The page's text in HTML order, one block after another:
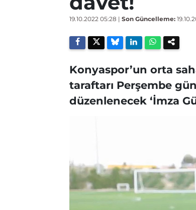
19.10.2022 05:28 | Son Güncelleme:
Konyaspor’un orta
taraftarı Perşembe
düzenlenecek ‘İmza